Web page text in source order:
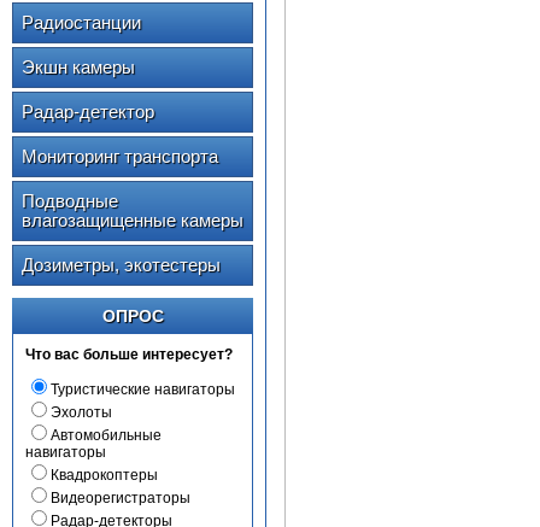
Радиостанции
Экшн камеры
Радар-детектор
Мониторинг транспорта
Подводные
влагозащищенные камеры
Дозиметры, экотестеры
ОПРОС
Что вас больше интересует?
Туристические навигаторы
Эхолоты
Автомобильные
навигаторы
Квадрокоптеры
Видеорегистраторы
Радар-детекторы